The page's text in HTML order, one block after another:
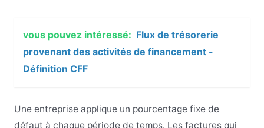
vous pouvez intéressé: Flux de trésorerie
provenant des activités de financement -
Définition CFF
Une entreprise applique un pourcentage fixe de
défaut à chaque période de temps. Les factures qui